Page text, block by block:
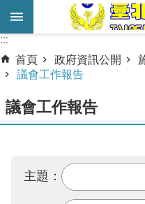
跳到主要內容區塊
進
階
尋
服
:::
:::
首頁
政府資訊公開
議會工作報告
議會工作報告
主題：